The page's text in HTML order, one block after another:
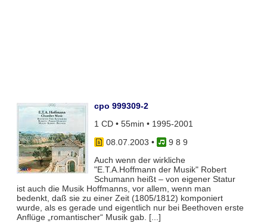
cpo 999309-2
1 CD • 55min • 1995-2001
08.07.2003 •
9 8 9
Auch wenn der wirkliche
"E.T.A.Hoffmann der Musik" Robert
Schumann heißt – von eigener Statur
ist auch die Musik Hoffmanns, vor allem, wenn man
bedenkt, daß sie zu einer Zeit (1805/1812) komponiert
wurde, als es gerade und eigentlich nur bei Beethoven erste
Anflüge „romantischer“ Musik gab. [...]